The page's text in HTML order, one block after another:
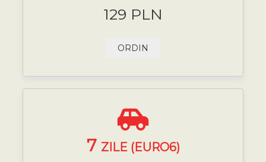
129 PLN
ORDIN
7 ZILE (EURO6)